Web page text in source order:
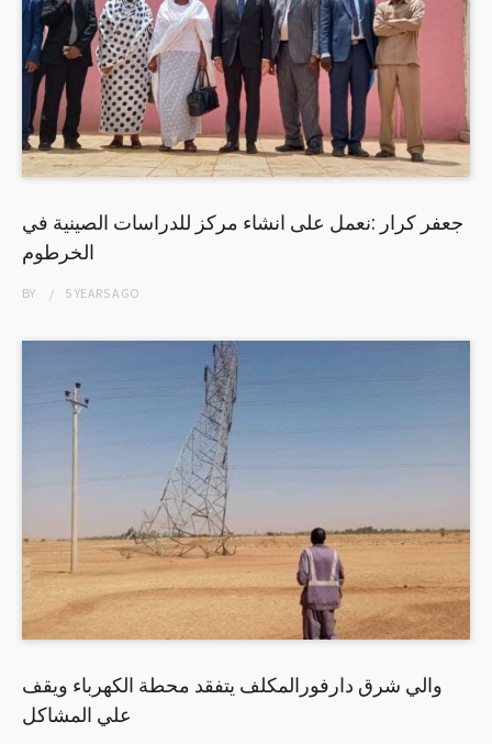
جعفر كرار :نعمل على انشاء مركز للدراسات الصينية في
الخرطوم
BY 5 YEARSAGO
والي شرق دارفورالمكلف يتفقد محطة الكهرباء ويقف
علي المشاكل